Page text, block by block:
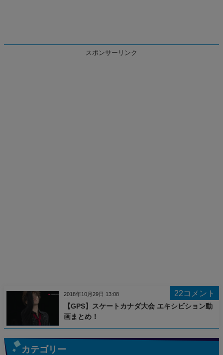
スポンサーリンク
22コメント
【GPS】スケートカナダ大会 エキシビション動
画まとめ！
2018年10月29日 13:08
カテゴリー